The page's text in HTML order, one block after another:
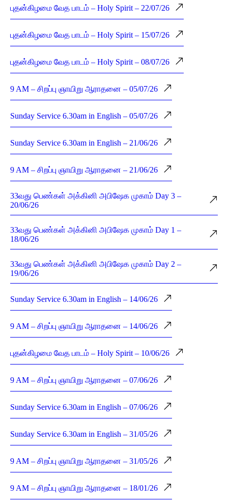
புதன்கிழமை வேத பாடம் – Holy Spirit – 22/07/26
புதன்கிழமை வேத பாடம் – Holy Spirit – 15/07/26
புதன்கிழமை வேத பாடம் – Holy Spirit – 08/07/26
9 AM – சிறப்பு ஞாயிறு ஆராதனை – 05/07/26
Sunday Service 6.30am in English – 05/07/26
Sunday Service 6.30am in English – 21/06/26
9 AM – சிறப்பு ஞாயிறு ஆராதனை – 21/06/26
33வது பெண்கள் அக்கினி அபிஷேக முகாம் Day 3 –
20/06/26
33வது பெண்கள் அக்கினி அபிஷேக முகாம் Day 1 –
18/06/26
33வது பெண்கள் அக்கினி அபிஷேக முகாம் Day 2 –
19/06/26
Sunday Service 6.30am in English – 14/06/26
9 AM – சிறப்பு ஞாயிறு ஆராதனை – 14/06/26
புதன்கிழமை வேத பாடம் – Holy Spirit – 10/06/26
9 AM – சிறப்பு ஞாயிறு ஆராதனை – 07/06/26
Sunday Service 6.30am in English – 07/06/26
Sunday Service 6.30am in English – 31/05/26
9 AM – சிறப்பு ஞாயிறு ஆராதனை – 31/05/26
9 AM – சிறப்பு ஞாயிறு ஆராதனை – 18/01/26